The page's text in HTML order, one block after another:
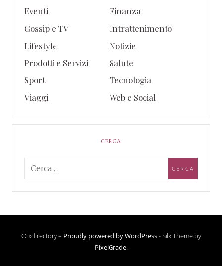
Eventi
Finanza
Gossip e TV
Intrattenimento
Lifestyle
Notizie
Prodotti e Servizi
Salute
Sport
Tecnologia
Viaggi
Web e Social
CERCA
© xdirectory – Proudly powered by WordPress-Silk Theme by
PixelGrade.